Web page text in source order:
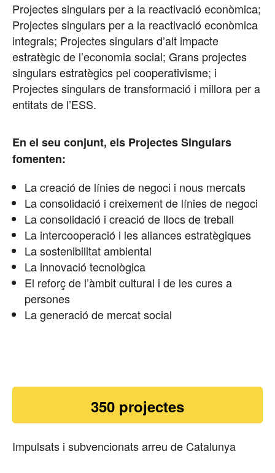
Projectes singulars per a la reactivació econòmica;
Projectes singulars per a la reactivació econòmica
integrals; Projectes singulars d’alt impacte
estratègic de l’economia social; Grans projectes
singulars estratègics pel cooperativisme; i
Projectes singulars de transformació i millora per a
entitats de l’ESS.
En el seu conjunt, els Projectes Singulars
fomenten:
La creació de línies de negoci i nous mercats
La consolidació i creixement de línies de negoci
La consolidació i creació de llocs de treball
La intercooperació i les aliances estratègiques
La sostenibilitat ambiental
La innovació tecnològica
El reforç de l’àmbit cultural i de les cures a
persones
La generació de mercat social
350 projectes
Impulsats i subvencionats arreu de Catalunya